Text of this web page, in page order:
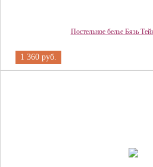
Постельное белье Бязь
1 360 руб.